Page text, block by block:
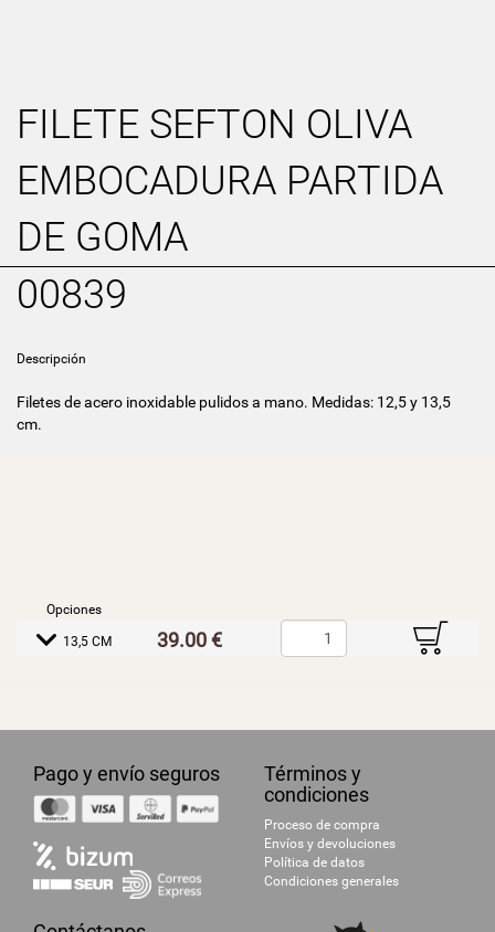
FILETE SEFTON OLIVA
EMBOCADURA PARTIDA
DE GOMA
00839
Descripción
Filetes de acero inoxidable pulidos a mano. Medidas: 12,5 y 13,5
cm.
Opciones
E 13,5 CM 39.00 € B
Pago y envío seguros
Términos y
condiciones
Proceso de compra
Envíos y devoluciones
Política de datos
Condiciones generales